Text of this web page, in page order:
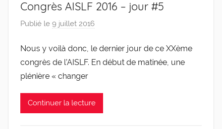
de
l'Entreprise
Congrès AISLF 2016 – jour #5
Publié le 9 juillet 2016
r
g
v
i
Nous y voilà donc, le dernier jour de ce XXème
congrès de l’AISLF. En début de matinée, une
plénière « changer
Continuer la lecture